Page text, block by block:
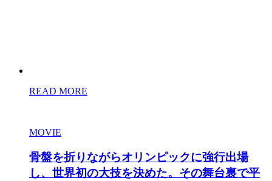
READ MORE
MOVIE
骨盤を折りながらオリンピックに強行出場
し、世界初の大技を決めた。その舞台裏で平